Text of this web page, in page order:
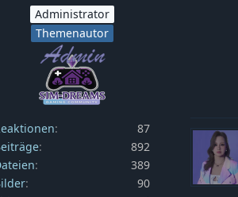
Administrator
Themenautor
87
892
389
90